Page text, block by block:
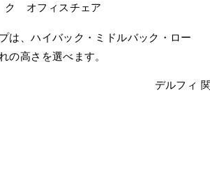
は、ハイバック・ミドルバック・ロー
の高さを選べます。